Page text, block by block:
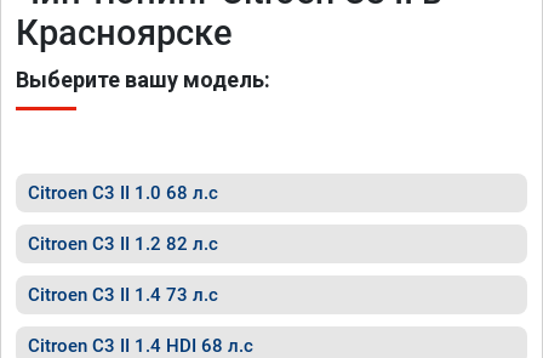
Красноярске
Выберите вашу модель:
Citroen C3 II 1.0 68 л.с
Citroen C3 II 1.2 82 л.с
Citroen C3 II 1.4 73 л.с
Citroen C3 II 1.4 HDI 68 л.с